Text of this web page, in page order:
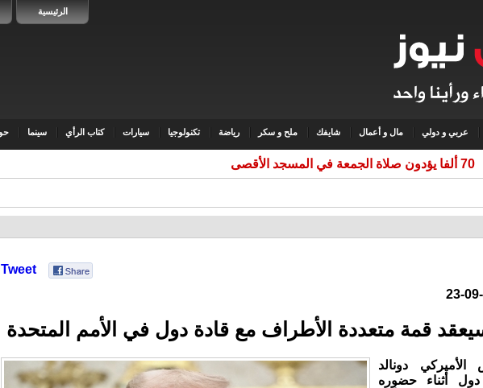
الرئيسية
عربي و دولي مال و أعمال شايفك ملح و سكر رياضة تكنولوجيا سيارات كتاب الرأي سينما
70 ألفا يؤدون صلاة الجمعة في المسجد الأقصى
Tweet
قمة متعددة الأطراف مع قادة دول في الأمم المتحدة
الأميركي دونالد
أثناء حضوره